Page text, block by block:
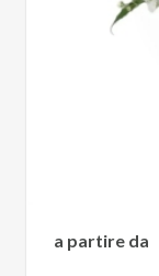
a partire da